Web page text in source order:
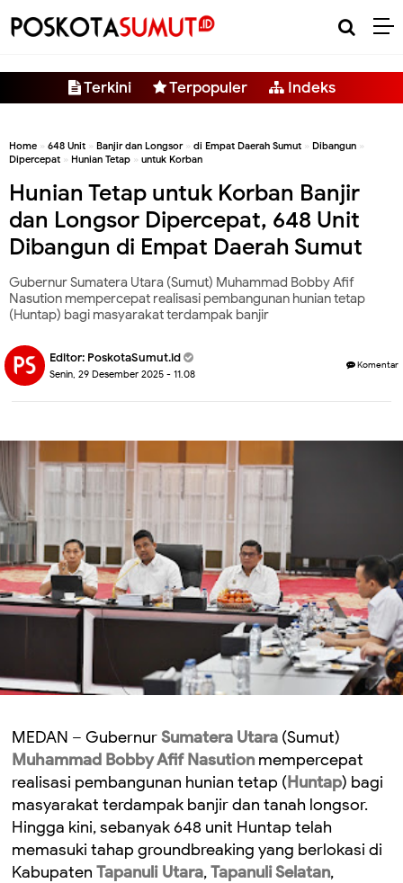
Terkini Terpopuler Indeks
Home » 648 Unit » Banjir dan Longsor» di Empat Daerah Sumut » Dibangun »
Dipercepat » Hunian Tetap » untuk Korban
Hunian Tetap untuk Korban Banjir
dan Longsor Dipercepat, 648 Unit
Dibangun di Empat Daerah Sumut
Gubernur Sumatera Utara (Sumut) Muhammad Bobby Afif
Nasution mempercepat realisasi pembangunan hunian tetap
(Huntap) bagi masyarakat terdampak banjir
Editor: PoskotaSumut.id
Senin, 29 Desember 2025 - 11.08
Komentar
MEDAN – GubernurSumatera Utara (Sumut)
Muhammad Bobby Afif Nasution mempercepat
realisasi pembangunan hunian tetap (Huntap) bagi
masyarakat terdampak banjir dan tanah longsor.
Hingga kini, sebanyak 648 unit Huntap telah
memasuki tahap groundbreaking yang berlokasi di
Kabupaten Tapanuli Utara,Tapanuli Selatan,